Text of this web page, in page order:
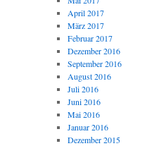
April 2017
März 2017
Februar 2017
Dezember 2016
September 2016
August 2016
Juli 2016
Juni 2016
Mai 2016
Januar 2016
Dezember 2015